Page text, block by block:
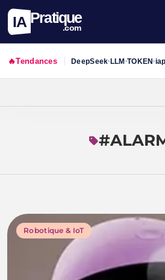
IA Pratique
.com
🔥Tendances DeepSeek•LLM•TOKEN•
Robotique & IoT